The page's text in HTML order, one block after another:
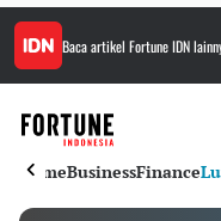
Baca artikel Fortune IDN
HomeBusinessFinance